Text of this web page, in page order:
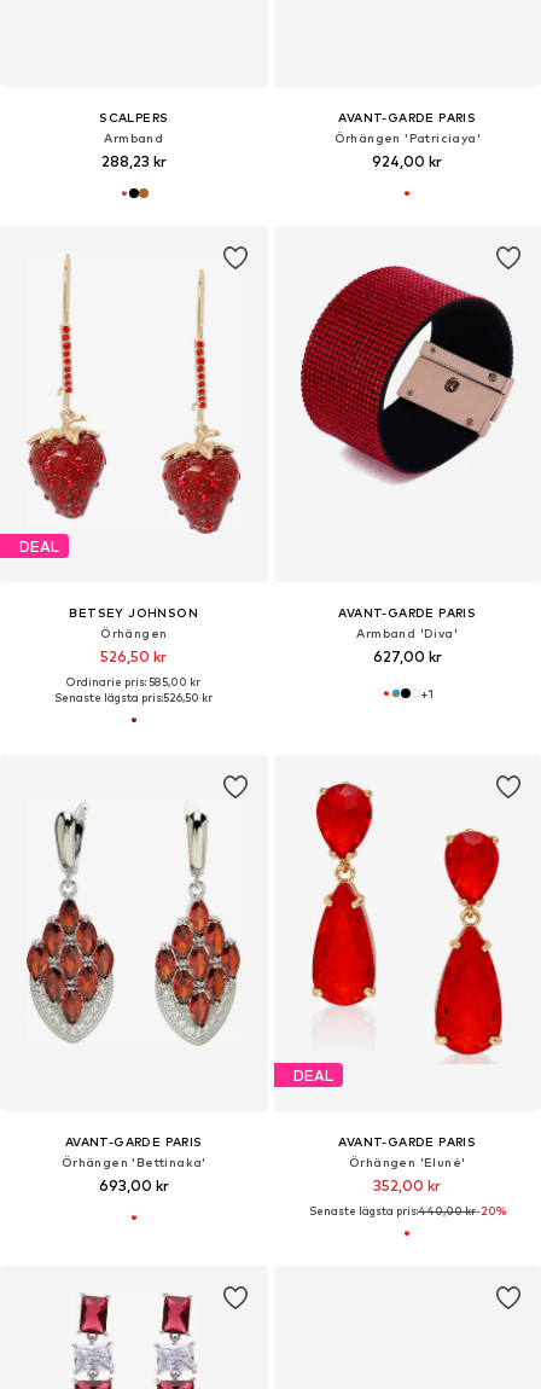
SCALPERS
Armband
288,23 kr
AVANT-GARDE PARIS
Örhängen 'Patriciaya'
924,00 kr
DEAL
BETSEY JOHNSON
Örhängen
526,50 kr
Ordinarie pris: 585,00 kr
Senaste lägsta pris:526,50 kr
AVANT-GARDE PARIS
Armband 'Diva'
627,00 kr
+1
AVANT-GARDE PARIS
Örhängen 'Bettinaka'
693,00 kr
DEAL
AVANT-GARDE PARIS
Örhängen 'Eluné'
352,00 kr
Senaste lägsta pris:440,00 kr-20%